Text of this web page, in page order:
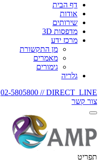
דף הבית
אודות
שירותים
מדפסות 3D
מרכז ידע
מן התקשורת
מאמרים
גימורים
גלריה
DIRECT_LINE //
02-5805800
צור קשר
תפריט